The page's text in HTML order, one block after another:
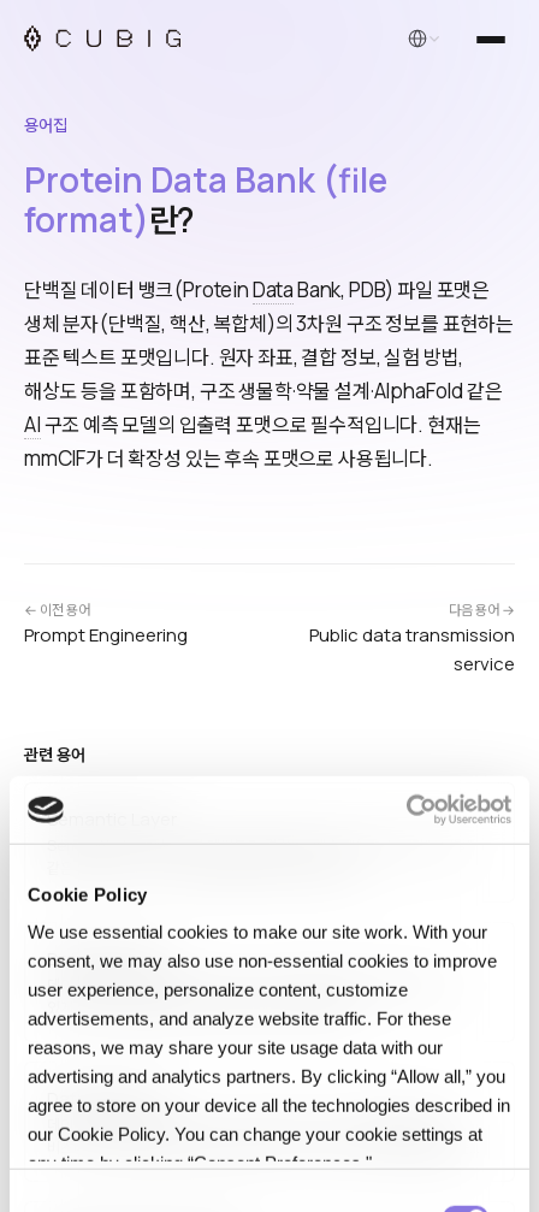
Cookie Policy
We use essential cookies to make our site work. With your
consent, we may also use non‑essential cookies to improve
user experience, personalize content, customize
advertisements, and analyze website traffic. For these
reasons, we may share your site usage data with our
advertising and analytics partners. By clicking “Allow all,” you
agree to store on your device all the technologies described in
our Cookie Policy. You can change your cookie settings at
any time by clicking “Consent Preferences."
한국어
용어집
Protein Data Bank (file
format)란?
단백질 데이터 뱅크(ProteinDataBank, PDB) 파일 포맷은
생체 분자(단백질, 핵산, 복합체)의 3차원 구조 정보를 표현하는
표준 텍스트 포맷입니다. 원자 좌표, 결합 정보, 실험 방법,
해상도 등을 포함하며, 구조 생물학·약물 설계·AlphaFold 같은
AI구조 예측 모델의 입출력 포맷으로 필수적입니다. 현재는
mmCIF가 더 확장성 있는 후속 포맷으로 사용됩니다.
← 이전 용어
Prompt Engineering
다음 용어 →
Public data transmission
service
관련 용어
Semantic Layer
Semantic layer는 원본 테이블과 컬럼을 "매출", "활성 사용자", "이탈"
Data Curation
데이터 큐레이션은 데이터가 시간이 지나도 정확하고 잘 설명되고 쓸 수
있게 유지되도록 선별·정리·정제·관리하는 과정입니다.
Data analytics
데이터 분석(Data Analytics)은 조직이 더 나은 의사결정을 내리고
비즈니스 성과를 개선하도록 데이터에서 의미 있는 인사이트를 도출하는
활동입니다. 기술적 분석(무엇이 일어났는가), 진단적 분석(왜 일어났는가),